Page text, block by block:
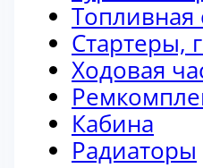
Топливная
Стартеры,
Ходовая
Кабина
Радиаторы